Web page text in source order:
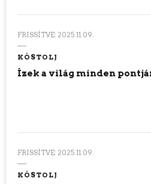
FRISSÍTVE: 2025.11.09.
KÓSTOLJ
Ízek a világ minden
FRISSÍTVE: 2025.11.09.
KÓSTOLJ